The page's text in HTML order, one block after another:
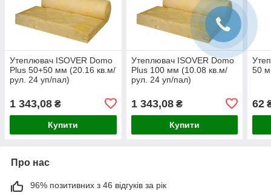
Утеплювач ISOVER Domo
Plus 50+50 мм (20.16 кв.м/
рул. 24 уп/пал)
1 343,08 ₴
Купити
Утеплювач ISOVER Domo
Plus 100 мм (10.08 кв.м/
рул. 24 уп/пал)
1 343,08₴
Купити
50
62
Про нас
96% позитивних з 46 відгуків за рік